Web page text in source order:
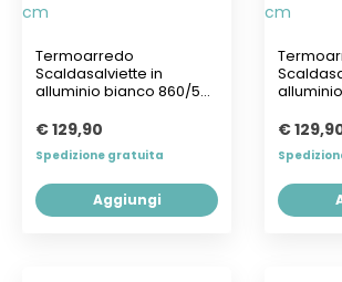
Termoarredo
Scaldasalviette in
alluminio bianco 860/550
€ 129,90
Spedizione gratuita
Aggiungi
€